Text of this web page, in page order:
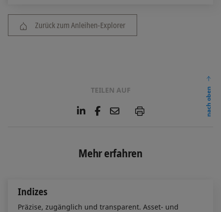
Zurück zum Anleihen-Explorer
TEILEN AUF
L
e
d
F
o
E
l
P
nach oben
Mehr erfahren
Indizes
Präzise, zugänglich und transparent. Asset- und